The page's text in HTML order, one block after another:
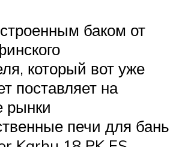
баком от
который вот уже
поставляет на
рынки
печи для бань